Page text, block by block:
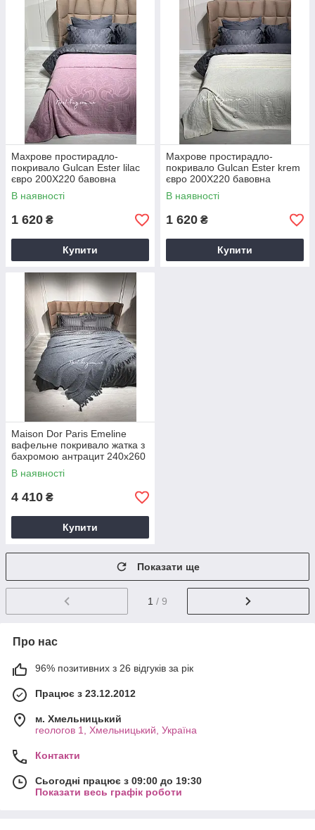
Махрове простирадло-
покривало Gulcan Ester lilac
євро 200X220 бавовна
В наявності
1 620 ₴
Купити
Махрове простирадло-
покривало Gulcan Ester krem
євро 200X220 бавовна
В наявності
1 620 ₴
Купити
Maison Dor Paris Emeline
вафельне покривало жатка з
бахромою антрацит 240х260
В наявності
4 410 ₴
Купити
Показати ще
1 / 9
Про нас
96% позитивних з 26 відгуків за рік
Працює з 23.12.2012
м. Хмельницький
геологов 1, Хмельницький, Україна
Контакти
Сьогодні працює з 09:00 до 19:30
Показати весь графік роботи